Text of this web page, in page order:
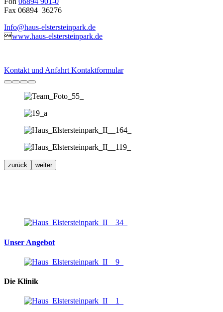
Fax 06894 36276
Info@haus-elstersteinpark.de
www.haus-elstersteinpark.de
Kontakt und Anfahrt Kontaktformular
zurück weiter
Unser Angebot
Die Klinik